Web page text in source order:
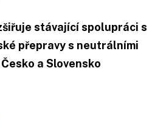
stávající spolupráci s
přepravy s neutrálními
a Slovensko